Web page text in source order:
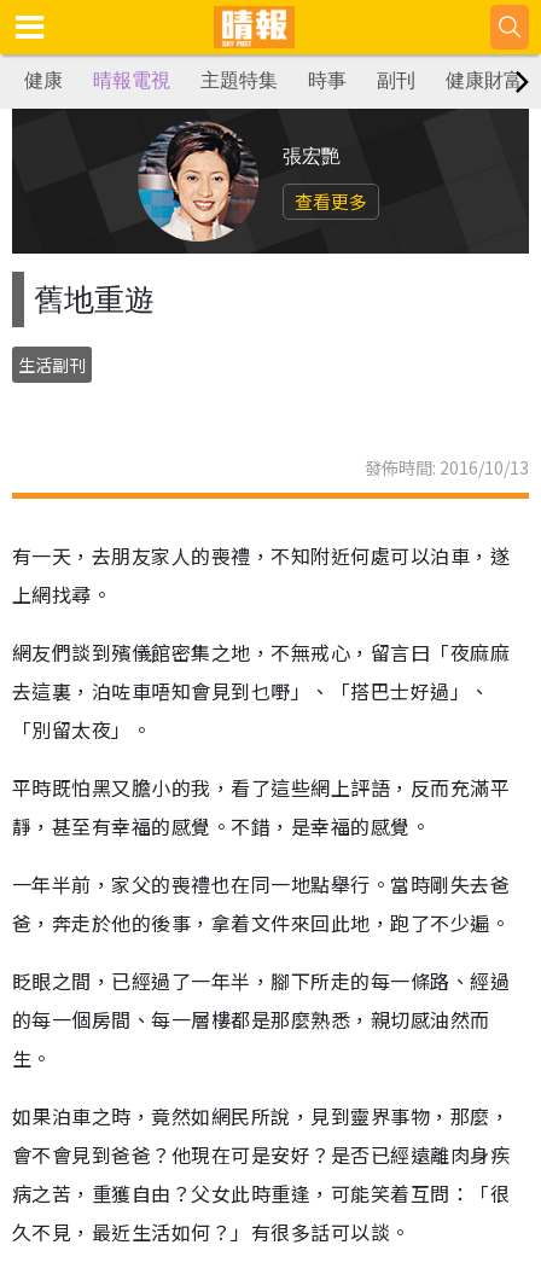
健康 晴報電視 主題特集 時事 副刊 健康財富
張宏艷
查看更多
舊地重遊
生活副刊
發佈時間: 2016/10/13
有一天，去朋友家人的喪禮，不知附近何處可以泊車，遂
上網找尋。
網友們談到殯儀館密集之地，不無戒心，留言曰「夜麻麻
去這裏，泊咗車唔知會見到乜嘢」、「搭巴士好過」、
「別留太夜」。
平時既怕黑又膽小的我，看了這些網上評語，反而充滿平
靜，甚至有幸福的感覺。不錯，是幸福的感覺。
一年半前，家父的喪禮也在同一地點舉行。當時剛失去爸
爸，奔走於他的後事，拿着文件來回此地，跑了不少遍。
眨眼之間，已經過了一年半，腳下所走的每一條路、經過
的每一個房間、每一層樓都是那麼熟悉，親切感油然而
生。
如果泊車之時，竟然如網民所說，見到靈界事物，那麼，
會不會見到爸爸？他現在可是安好？是否已經遠離肉身疾
病之苦，重獲自由？父女此時重逢，可能笑着互問：「很
久不見，最近生活如何？」有很多話可以談。